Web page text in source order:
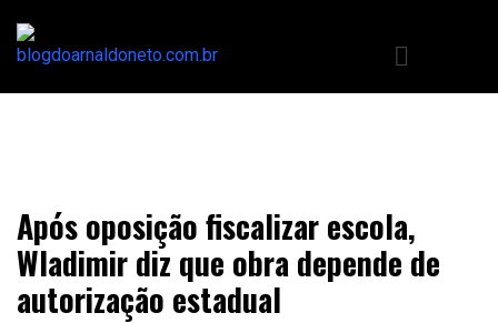
Após oposição fiscalizar escola,
Wladimir diz que obra depende de
autorização estadual